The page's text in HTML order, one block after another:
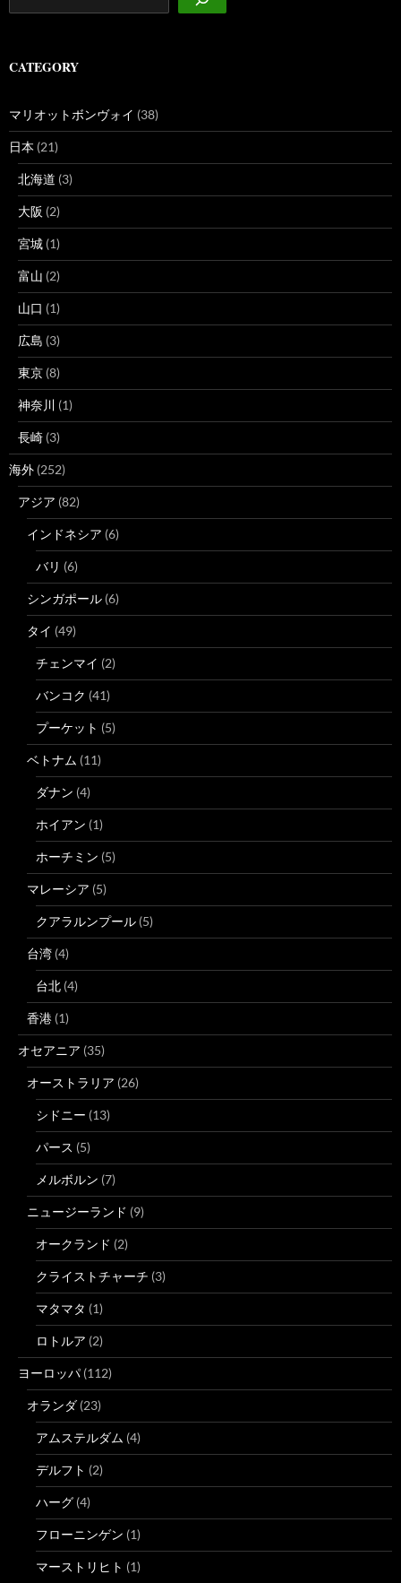
CATEGORY
マリオットボンヴォイ (38)
日本 (21)
北海道 (3)
大阪 (2)
宮城 (1)
富山 (2)
山口 (1)
広島 (3)
東京 (8)
神奈川 (1)
長崎 (3)
海外 (252)
アジア (82)
インドネシア (6)
バリ (6)
シンガポール (6)
タイ (49)
チェンマイ (2)
バンコク (41)
プーケット (5)
ベトナム (11)
ダナン (4)
ホイアン (1)
ホーチミン (5)
マレーシア (5)
クアラルンプール (5)
台湾 (4)
台北 (4)
香港 (1)
オセアニア (35)
オーストラリア (26)
シドニー (13)
パース (5)
メルボルン (7)
ニュージーランド (9)
オークランド (2)
クライストチャーチ (3)
マタマタ (1)
ロトルア (2)
ヨーロッパ (112)
オランダ (23)
アムステルダム (4)
デルフト (2)
ハーグ (4)
フローニンゲン (1)
マーストリヒト (1)